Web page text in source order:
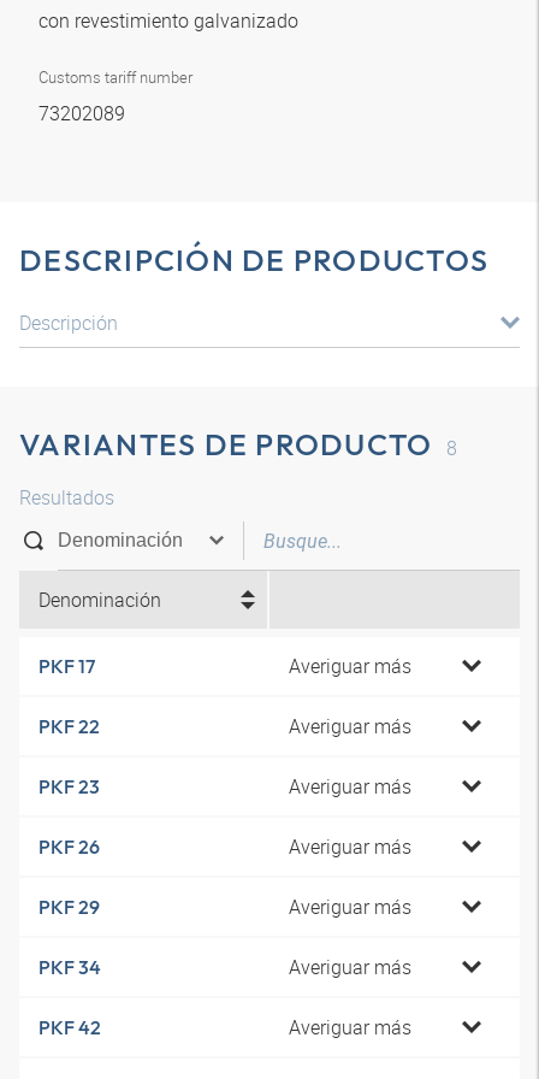
con revestimiento galvanizado
Customs tariff number
73202089
DESCRIPCIÓN DE PRODUCTOS
Descripción
VARIANTES DE PRODUCTO
8
Resultados
Denominación
PKF 17 Averiguar más
PKF 22 Averiguar más
PKF 23 Averiguar más
PKF 26 Averiguar más
PKF 29 Averiguar más
PKF 34 Averiguar más
PKF 42 Averiguar más